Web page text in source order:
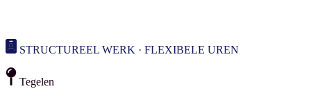
STRUCTUREEL WERK · FLEXIBELE UREN
Tegelen